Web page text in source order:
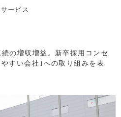
ービス
の増収増益。新卒採用コンセ
すい会社｣への取り組みを表